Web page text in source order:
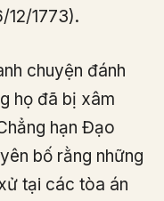
12/1773).
chuyện đánh
họ đã bị xâm
hạn Đạo
bố rằng những
tại các tòa án